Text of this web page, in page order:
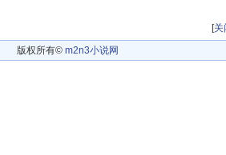
[关
版权所有© m2n3小说网